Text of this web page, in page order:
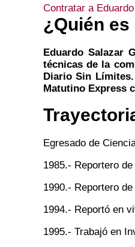
Contratar a
¿Quién
Eduardo Salazar
técnicas de la
Diario Sin
Matutino Express
Egresado de
1985.- Reportero
1990.- Reportero
1994.- Reportó en
1995.- Trabajó en